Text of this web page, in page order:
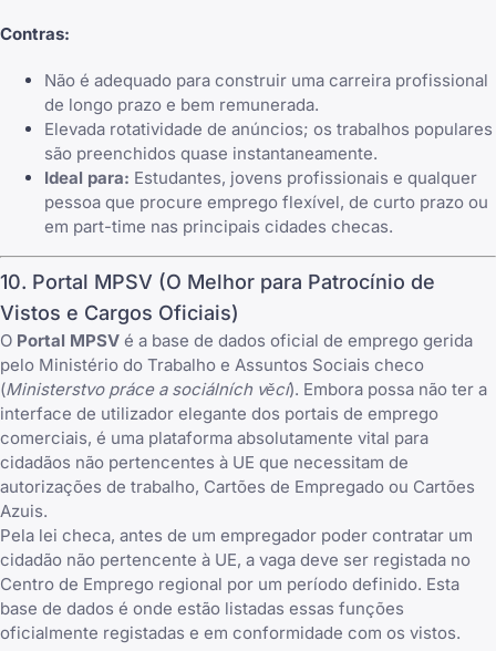
Contras:
Não é adequado para construir uma carreira profissional
de longo prazo e bem remunerada.
Elevada rotatividade de anúncios; os trabalhos populares
são preenchidos quase instantaneamente.
Ideal para: Estudantes, jovens profissionais e qualquer
pessoa que procure emprego flexível, de curto prazo ou
em part-time nas principais cidades checas.
10. Portal MPSV (O Melhor para Patrocínio de
Vistos e Cargos Oficiais)
O Portal MPSV é a base de dados oficial de emprego gerida
pelo Ministério do Trabalho e Assuntos Sociais checo
(Ministerstvo práce a sociálních věcí). Embora possa não ter a
interface de utilizador elegante dos portais de emprego
comerciais, é uma plataforma absolutamente vital para
cidadãos não pertencentes à UE que necessitam de
autorizações de trabalho, Cartões de Empregado ou Cartões
Azuis.
Pela lei checa, antes de um empregador poder contratar um
cidadão não pertencente à UE, a vaga deve ser registada no
Centro de Emprego regional por um período definido. Esta
base de dados é onde estão listadas essas funções
oficialmente registadas e em conformidade com os vistos.